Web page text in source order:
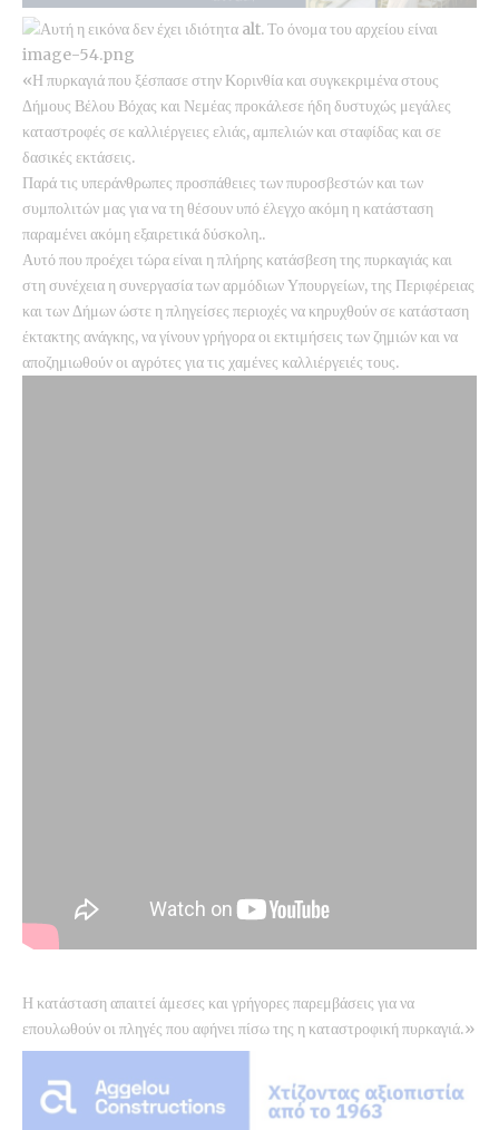
«Η πυρκαγιά που ξέσπασε στην Κορινθία και συγκεκριμένα στους
Δήμους Βέλου Βόχας και Νεμέας προκάλεσε ήδη δυστυχώς μεγάλες
καταστροφές σε καλλιέργειες ελιάς, αμπελιών και σταφίδας και σε
δασικές εκτάσεις.
Παρά τις υπεράνθρωπες προσπάθειες των πυροσβεστών και των
συμπολιτών μας για να τη θέσουν υπό έλεγχο ακόμη η κατάσταση
παραμένει ακόμη εξαιρετικά δύσκολη..
Αυτό που προέχει τώρα είναι η πλήρης κατάσβεση της πυρκαγιάς και
στη συνέχεια η συνεργασία των αρμόδιων Υπουργείων, της Περιφέρειας
και των Δήμων ώστε η πληγείσες περιοχές να κηρυχθούν σε κατάσταση
έκτακτης ανάγκης, να γίνουν γρήγορα οι εκτιμήσεις των ζημιών και να
αποζημιωθούν οι αγρότες για τις χαμένες καλλιέργειές τους.
Η κατάσταση απαιτεί άμεσες και γρήγορες παρεμβάσεις για να
επουλωθούν οι πληγές που αφήνει πίσω της η καταστροφική πυρκαγιά.»